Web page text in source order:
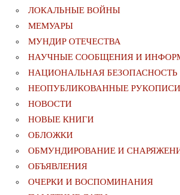
ЛОКАЛЬНЫЕ ВОЙНЫ
МЕМУАРЫ
МУНДИР ОТЕЧЕСТВА
НАУЧНЫЕ СООБЩЕНИЯ И
НАЦИОНАЛЬНАЯ БЕЗОПАСНОСТЬ
НЕОПУБЛИКОВАННЫЕ РУКОПИСИ
НОВОСТИ
НОВЫЕ КНИГИ
ОБЛОЖКИ
ОБМУНДИРОВАНИЕ И
ОБЪЯВЛЕНИЯ
ОЧЕРКИ И ВОСПОМИНАНИЯ